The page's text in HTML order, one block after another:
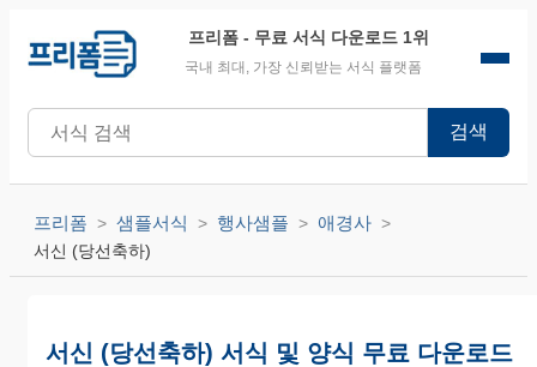
프리폼 - 무료 서식 다운로드 1위
국내 최대, 가장 신뢰받는 서식 플랫폼
검색
프리폼 샘플서식 행사샘플 애경사
서신 (당선축하)
서신 (당선축하) 서식 및 양식 무료 다운로드